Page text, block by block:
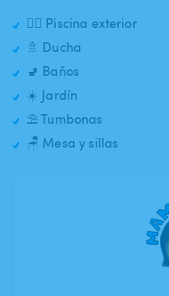
🏊‍♂️ Piscina exterior
🚿 Ducha
🚽 Baños
☀️ Jardín
⛱️ Tumbonas
🪑 Mesa y sillas